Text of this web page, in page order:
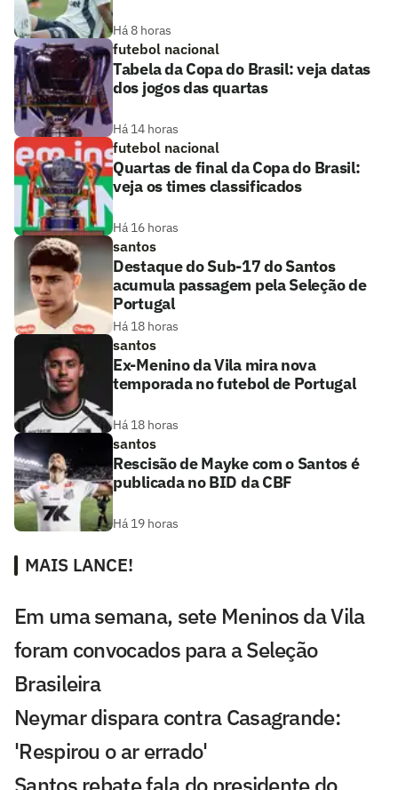
Há 8 horas
futebol nacional
Tabela da Copa do Brasil: veja datas
dos jogos das quartas
Há 14 horas
futebol nacional
Quartas de final da Copa do Brasil:
veja os times classificados
Há 16 horas
santos
Destaque do Sub-17 do Santos
acumula passagem pela Seleção de
Portugal
Há 18 horas
santos
Ex-Menino da Vila mira nova
temporada no futebol de Portugal
Há 18 horas
santos
Rescisão de Mayke com o Santos é
publicada no BID da CBF
Há 19 horas
MAIS LANCE!
Em uma semana, sete Meninos da Vila
foram convocados para a Seleção
Brasileira
Neymar dispara contra Casagrande:
'Respirou o ar errado'
Santos rebate fala do presidente do